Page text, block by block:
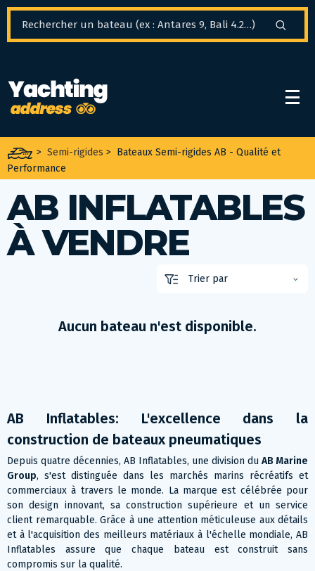
> Semi-rigides > Bateaux Semi-rigides AB - Qualité et
Performance
AB INFLATABLES
À VENDRE
Aucun bateau n'est disponible.
AB Inflatables: L'excellence dans la
construction de bateaux pneumatiques
Depuis quatre décennies, AB Inflatables, une division du AB Marine
Group, s'est distinguée dans les marchés marins récréatifs et
commerciaux à travers le monde. La marque est célébrée pour
son design innovant, sa construction supérieure et un service
client remarquable. Grâce à une attention méticuleuse aux détails
et à l'acquisition des meilleurs matériaux à l'échelle mondiale, AB
Inflatables assure que chaque bateau est construit sans
compromis sur la qualité​​.
Panneau de gestion des cookies